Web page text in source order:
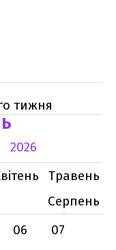
тижня
2026
Травень
Серпень
06
07